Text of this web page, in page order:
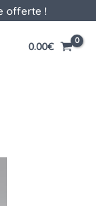
offerte !
0.00€